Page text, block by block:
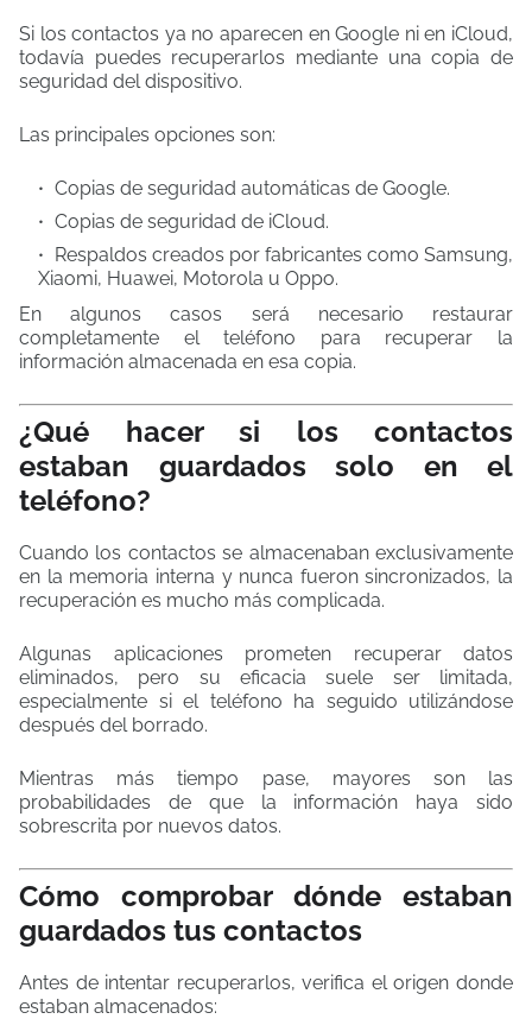
Si los contactos ya no aparecen en Google ni en iCloud,
todavía puedes recuperarlos mediante una copia de
seguridad del dispositivo.
Las principales opciones son:
Copias de seguridad automáticas de Google.
Copias de seguridad de iCloud.
Respaldos creados por fabricantes como Samsung,
Xiaomi, Huawei, Motorola u Oppo.
En algunos casos será necesario restaurar
completamente el teléfono para recuperar la
información almacenada en esa copia.
¿Qué hacer si los contactos
estaban guardados solo en el
teléfono?
Cuando los contactos se almacenaban exclusivamente
en la memoria interna y nunca fueron sincronizados, la
recuperación es mucho más complicada.
Algunas aplicaciones prometen recuperar datos
eliminados, pero su eficacia suele ser limitada,
especialmente si el teléfono ha seguido utilizándose
después del borrado.
Mientras más tiempo pase, mayores son las
probabilidades de que la información haya sido
sobrescrita por nuevos datos.
Cómo comprobar dónde estaban
guardados tus contactos
Antes de intentar recuperarlos, verifica el origen donde
estaban almacenados: